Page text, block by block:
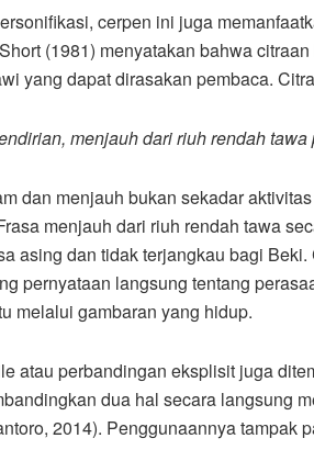
cerpen ini juga
(1981) menyatakan bahwa
yang dapat dirasakan pembaca.
menjauh dari riuh rendah
dan menjauh bukan sekadar
menjauh dari riuh rendah tawa
asing dan tidak terjangkau bagi
pernyataan langsung tentang
melalui gambaran yang hidup.
atau perbandingan eksplisit juga
dua hal secara langsung
2014). Penggunaannya tampak